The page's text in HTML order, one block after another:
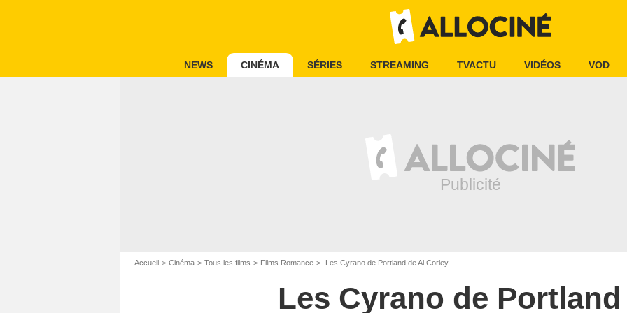
NEWS CINÉMA SÉRIES STREAMING TVACTU VIDÉOS VOD
Accueil Cinéma Tous les films Films Romance Les Cyrano de Portland de Al Corley
Les Cyrano de Portland